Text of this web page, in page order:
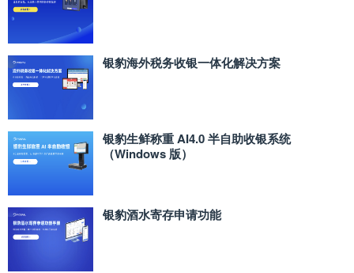
银豹海外税务收银一体化解决方案
银豹生鲜称重 AI4.0 半自助收银系统
（Windows 版）
银豹酒水寄存申请功能